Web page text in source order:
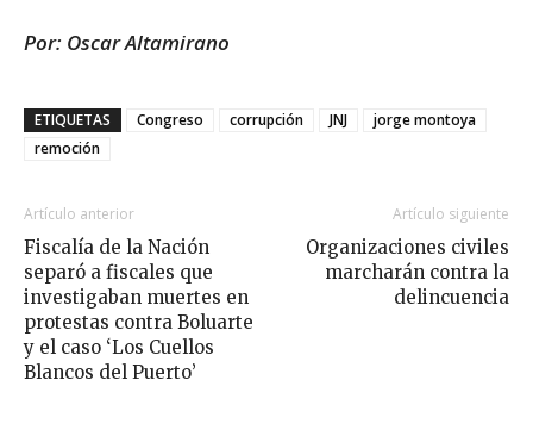
Por: Oscar Altamirano
ETIQUETAS Congreso corrupción JNJ
jorge montoya
remoción
Artículo anterior
Fiscalía de la Nación
separó a fiscales que
investigaban muertes en
protestas contra Boluarte
y el caso ‘Los Cuellos
Blancos del Puerto’
Artículo siguiente
Organizaciones civiles
marcharán contra la
delincuencia